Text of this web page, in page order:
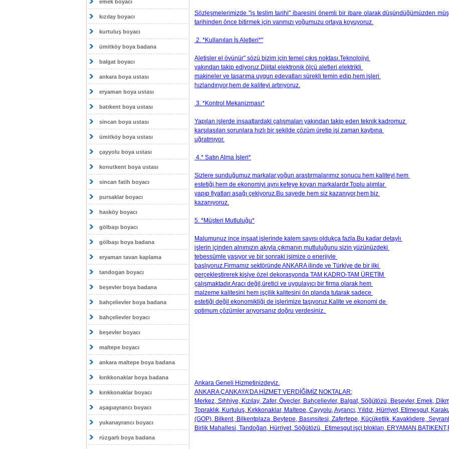
emek boyacı
kızılay boyacı
kurtuluş boyacı
ümitköy boya badana
balgat boyacı
ankara boya ustası
eryaman boya ustası
batıkent boya ustası
sincan boya ustası
ümitköy boya ustası
çayyolu boya ustası
konutkent boya ustası
sincan fatih boyacı
pursaklar boyacı
hasköy boyacı
gölbaşı boyacı
gölbaşı boya badana
eryaman tavan kaplama
tandogan boyacı
beşevler boya badana
bahçelievler boya badana
bahçelievler boyacı
beşevler boyacı
maltepe boyacı
ankara maltepe boya badana
kırıkkonaklar boya badana
kırıkkonaklar boyacı
aşagıayrancı boyacı
yukarıayrancı boyacı
rüzgarlı boya badana
Sözleşmelerimizde "iş teslim tarihi" ibaresini önemli bir ibare olarak düşündüğümüzden
tarihinden önce bitirmek için varımızı yoğumuzu ortaya koyuyoruz.
2. *Kullanılan İş Aletleri*"
Aletişler el övünür" sözü bizim için temel çıkış noktası.Teknolojiyi
yakından takip ediyoruz.Dijital elektronik ölçü aletleri,elektrikli
makineler ve tasarıma uygun edevatları sürekli temin edip,hem işleri
hızlandırıyor,hem de kaliteyi artırıyoruz.
3. *Kontrol Mekanizması*
Yapılan işlerde inşaatlardaki çalışmaları yakından takip eden teknik kadromuz
karşılaşılan sorunlara hızlı bir şekilde çözüm üretip işi zaman kaybına
uğratmıyor.
4.* Satın Alma İşleri*
Sizlere sunduğumuz markalar,yoğun araştırmalarımız sonucu hem kaliteyi,hem
estetiği,hem de ekonomiyi aynı kefeye koyan markalardır.Toplu alımlar
yapıp fiyatları aşağı çekiyoruz.Bu sayede hem siz kazanıyor,hem biz
kazanıyoruz.
5. *Müşteri Mutluluğu*
Malumunuz ince inşaat işlerinde kalem sayısı oldukça fazla.Bu kadar detaylı
işlerin içinden alnımızın akıyla çıkmanın mutluluğunu sizin yüzünüzdeki
tebessümle yaşıyor ve bir sonraki işimize o enerjiyle
başlıyoruz.Firmamız sektöründe ANKARA ilinde ve Türkiye de bir ilki
gerçekleştirerek kişiye özel dekorasyonda TAM KADRO-TAM ÜRETİM
çalışmaktadır.Aracı değil,üretici ve uygulayıcı bir firma olarak hem
malzeme kalitesini hem işçilik kalitesini ön planda tutarak sadece
estetiği değil ekonomikliği de işlerimize taşıyoruz.Kalite ve ekonomi de
optimum çözümler arıyorsanız doğru yerdesiniz.
Ankara Geneli Hizmetinizdeyiz.
ANKARA ÇANKAYA’DA HİZMET VERDİĞİMİZ NOKTALAR;
Merkez, Sıhhiye, Kızılay, Zafer, Öveçler, Bahçelievler, Balgat, Söğütözü, Beşevler, Emek,
Topraklık, Kurtuluş, Kırkkonaklar, Maltepe, Çayyolu, Ayrancı, Yıldız, Hürriyet, Etimesgut,
(GOP), Bilkent, Bilkentplaza, Beytepe, Basınsitesi, Zafertepe, Küçüketlik, Kavaklıdere,
Birlik Mahallesi, Tandoğan, Hürriyet, Söğütözü, Etimesgut işçi blokları,